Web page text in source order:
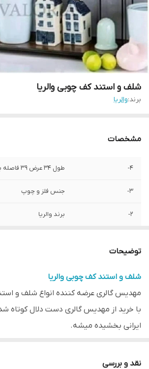
شلف و استند کف چوبی والریا
برند:والریا
مشخصات
4- طول 34 عرض 39 فاصله بین طبقات 17 عمق 12
3- جنس فلز و چوپ
2- برند والریا
توضیحات
شلف و استند کف چوبی والریا
مهدیس گالری عرضه کننده انواع شلف و
با خرید از مهدیس گالری دست دلال کوتاه
ایرانی بخشیده میشه.
شلف دو طبقه
نقد و بررسی